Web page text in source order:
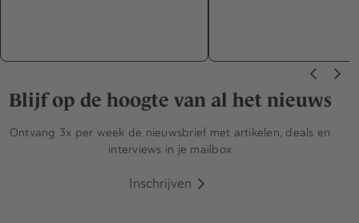
Blijf op de hoogte van al het nieuws
Ontvang 3x per week de nieuwsbrief met artikelen, deals en
interviews in je mailbox
Inschrijven